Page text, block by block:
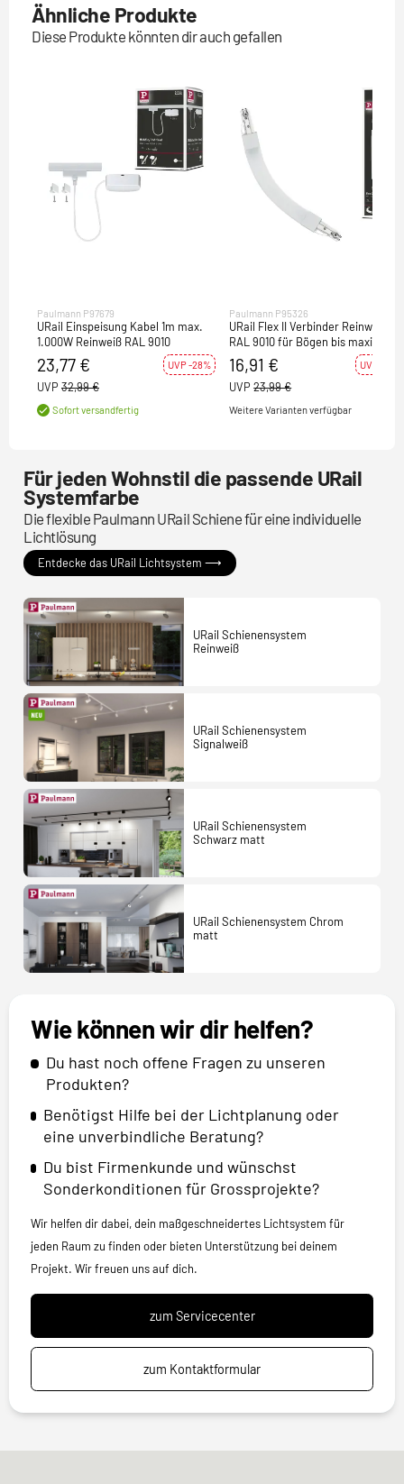
Ähnliche Produkte
Diese Produkte könnten dir auch gefallen
Paulmann P97679
URail Einspeisung Kabel 1m max.
1.000W Reinweiß RAL 9010
23,77 € UVP -28%
UVP 32,99 €
Sofort versandfertig
Paulmann P95326
URail Flex II Verbinder Reinweiß
RAL 9010 für Bögen bis maximal
90°
16,91 € UVP -30%
UVP 23,99 €
Weitere Varianten verfügbar
Für jeden Wohnstil die passende URail
Systemfarbe
Die flexible Paulmann URail Schiene für eine individuelle
Lichtlösung
Entdecke das URail Lichtsystem ⟶
URail Schienensystem
Reinweiß
URail Schienensystem
Signalweiß
URail Schienensystem
Schwarz matt
URail Schienensystem Chrom
matt
Wie können wir dir helfen?
Du hast noch offene Fragen zu unseren
Produkten?
Benötigst Hilfe bei der Lichtplanung oder
eine unverbindliche Beratung?
Du bist Firmenkunde und wünschst
Sonderkonditionen für Grossprojekte?
Wir helfen dir dabei, dein maßgeschneidertes Lichtsystem für
jeden Raum zu finden oder bieten Unterstützung bei deinem
Projekt. Wir freuen uns auf dich.
zum Servicecenter
zum Kontaktformular